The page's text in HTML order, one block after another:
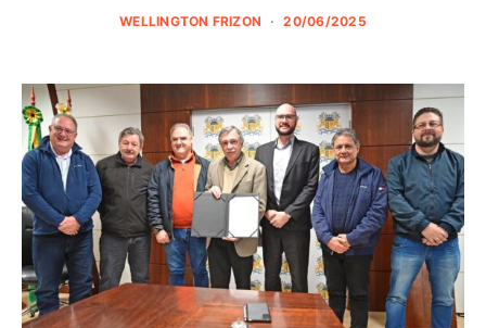
WELLINGTON FRIZON 20/06/2025